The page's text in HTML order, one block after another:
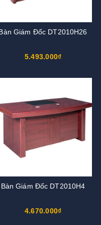
Giám Đốc DT2010H26
5.493.000₫
Bàn Giám Đốc DT2010H4
4.670.000₫